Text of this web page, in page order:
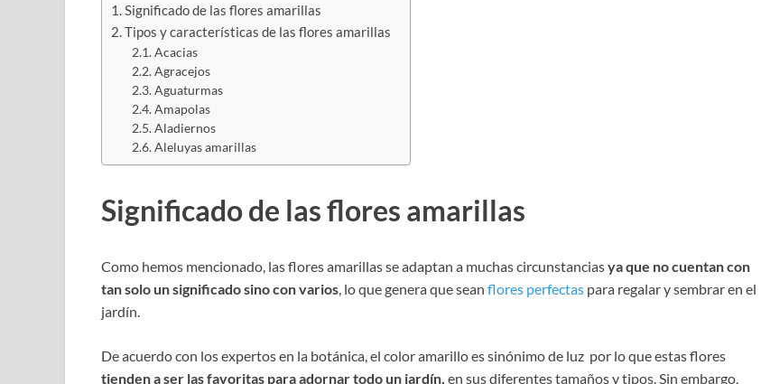
Significado de las flores amarillas
Tipos y características de las flores amarillas
Acacias
Agracejos
Aguaturmas
Amapolas
Aladiernos
Aleluyas amarillas
Significado de las flores amarillas
Como hemos mencionado, las flores amarillas se adaptan a muchas circunstanciasya que no cuentan con
tan solo un significado sino con varios , lo que genera que sean flores perfectas para regalar y sembrar en el
jardín.
De acuerdo con los expertos en la botánica, el color amarillo es sinónimo de luz por lo que estas flores
tienden a ser las favoritas para adornar todo un jardín, en sus diferentes tamaños y tipos. Sin embargo,